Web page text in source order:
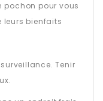
pochon pour vous
leurs bienfaits
Tenir